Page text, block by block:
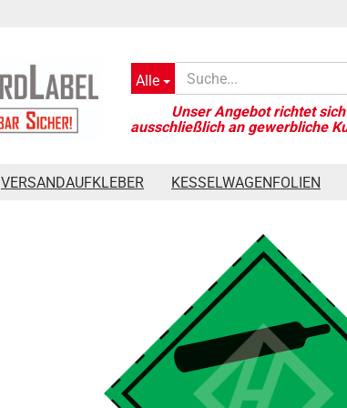
Alle
VERSANDAUFKLEBER KESSELWAGENFOLIEN